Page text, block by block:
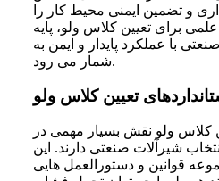
و تضمین ایمنی محیط کار را
برای تعیین کلاس ولو، پایه
با عملکرد پایدار و ایمن به
شمار می رود.
تعیین کلاس ولو
کلاس ولو نقش بسیار مهمی در
شیرآلات صنعتی دارند. این
قوانین و دستورالعمل هایی